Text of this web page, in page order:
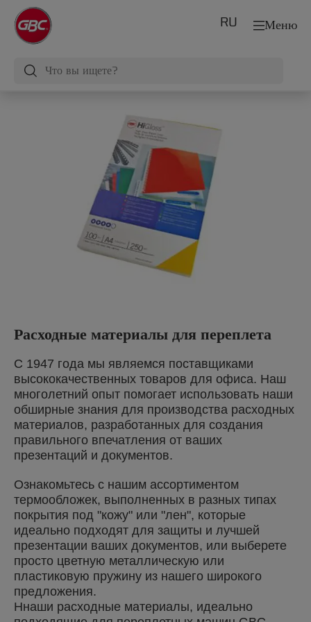
Меню
RU
Расходные материалы для переплета
С 1947 года мы являемся поставщиками
высококачественных товаров для офиса. Наш
многолетний опыт помогает использовать наши
обширные знания для производства расходных
материалов, разработанных для создания
правильного впечатления от ваших
презентаций и документов.
Ознакомьтесь с нашим ассортиментом
термообложек, выполненных в разных типах
покрытия под "кожу" или "лен", которые
идеально подходят для защиты и лучшей
презентации ваших документов, или выберете
просто цветную металлическую или
пластиковую пружину из нашего широкого
предложения.
Ннаши расходные материалы, идеально